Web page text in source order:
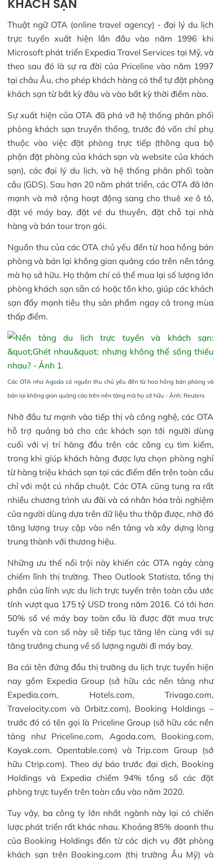
KHÁCH SẠN
Thuật ngữ OTA (online travel agency) - đại lý du lịch
trực tuyến xuất hiện lần đầu vào năm 1996 khi
Microsoft phát triển Expedia Travel Services tại Mỹ, và
theo sau đó là sự ra đời của Priceline vào năm 1997
tại châu Âu, cho phép khách hàng có thể tự đặt phòng
khách sạn từ bất kỳ đâu và vào bất kỳ thời điểm nào.
Sự xuất hiện của OTA đã phá vỡ hệ thống phân phối
phòng khách sạn truyền thống, trước đó vốn chỉ phụ
thuộc vào việc đặt phòng trực tiếp (thông qua bộ
phận đặt phòng của khách sạn và website của khách
sạn), các đại lý du lịch, và hệ thống phân phối toàn
cầu (GDS). Sau hơn 20 năm phát triển, các OTA đã lớn
mạnh và mở rộng hoạt động sang cho thuê xe ô tô,
đặt vé máy bay, đặt vé du thuyền, đặt chỗ tại nhà
hàng và bán tour trọn gói.
Nguồn thu của các OTA chủ yếu đến từ hoa hồng bán
phòng và bán lại không gian quảng cáo trên nền tảng
mà họ sở hữu. Họ thậm chí có thể mua lại số lượng lớn
phòng khách sạn sẵn có hoặc tồn kho, giúp các khách
sạn đẩy mạnh tiêu thụ sản phẩm ngay cả trong mùa
thấp điểm.
Các OTA như Agoda có nguồn thu chủ yếu đến từ hoa hồng bán phòng và
bán lại không gian quảng cáo trên nền tảng mà họ sở hữu - Ảnh: Reuters
Nhờ đầu tư mạnh vào tiếp thị và công nghệ, các OTA
hỗ trợ quảng bá cho các khách sạn tới người dùng
cuối với vị trí hàng đầu trên các công cụ tìm kiếm,
trong khi giúp khách hàng được lựa chọn phòng nghỉ
từ hàng triệu khách sạn tại các điểm đến trên toàn cầu
chỉ với một cú nhấp chuột. Các OTA cũng tung ra rất
nhiều chương trình ưu đãi và cá nhân hóa trải nghiệm
của người dùng dựa trên dữ liệu thu thập được, nhờ đó
tăng lượng truy cập vào nền tảng và xây dựng lòng
trung thành với thương hiệu.
Những ưu thế nổi trội này khiến các OTA ngày càng
chiếm lĩnh thị trường. Theo Outlook Statista, tổng thị
phần của lĩnh vực du lịch trực tuyến trên toàn cầu ước
tính vượt qua 175 tỷ USD trong năm 2016. Có tới hơn
50% số vé máy bay toàn cầu là được đặt mua trực
tuyến và con số này sẽ tiếp tục tăng lên cùng với sự
tăng trưởng chung về số lượng người đi máy bay.
Ba cái tên đứng đầu thị trường du lịch trực tuyến hiện
nay gồm Expedia Group (sở hữu các nền tảng như
Expedia.com, Hotels.com, Trivago.com,
Travelocity.com và Orbitz.com), Booking Holdings –
trước đó có tên gọi là Priceline Group (sở hữu các nền
tảng như Priceline.com, Agoda.com, Booking.com,
Kayak.com, Opentable.com) và Trip.com Group (sở
hữu Ctrip.com). Theo dự báo trước đại dịch, Booking
Holdings và Expedia chiếm 94% tổng số các đặt
phòng trực tuyến trên toàn cầu vào năm 2020.
Tuy vậy, ba công ty lớn nhất ngành này lại có chiến
lược phát triển rất khác nhau. Khoảng 85% doanh thu
của Booking Holdings đến từ các dịch vụ đặt phòng
khách sạn trên Booking.com (thị trường Âu Mỹ) và